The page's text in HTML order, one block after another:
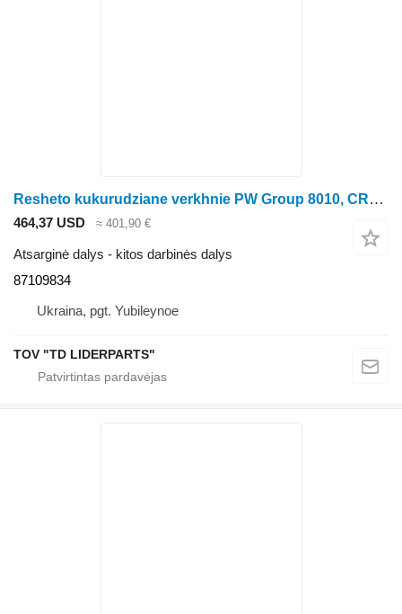
Resheto kukurudziane verkhnie PW Group 8010, CR9080 Corn, (1-5/8") 87 87109834 kukurūzų kombaino
464,37 USD ≈ 401,90 €
Atsarginė dalys - kitos darbinės dalys
87109834
Ukraina, pgt. Yubileynoe
TOV "TD LIDERPARTS"